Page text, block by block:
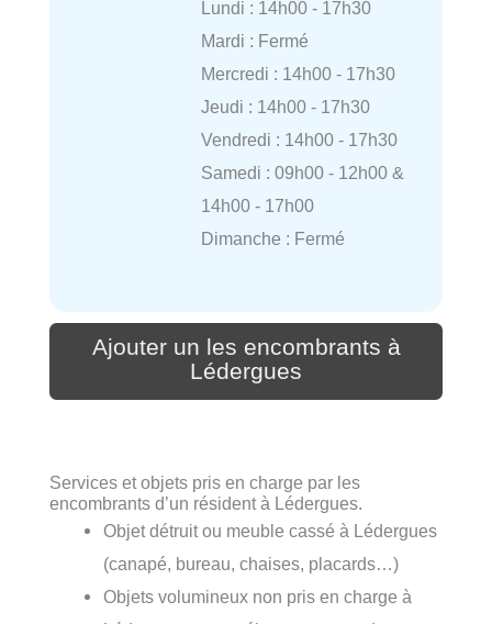
Lundi : 14h00 - 17h30
Mardi : Fermé
Mercredi : 14h00 - 17h30
Jeudi : 14h00 - 17h30
Vendredi : 14h00 - 17h30
Samedi : 09h00 - 12h00 &
14h00 - 17h00
Dimanche : Fermé
Ajouter un les encombrants à
Lédergues
Services et objets pris en charge par les
encombrants d’un résident à Lédergues.
Objet détruit ou meuble cassé à Lédergues
(canapé, bureau, chaises, placards…)
Objets volumineux non pris en charge à